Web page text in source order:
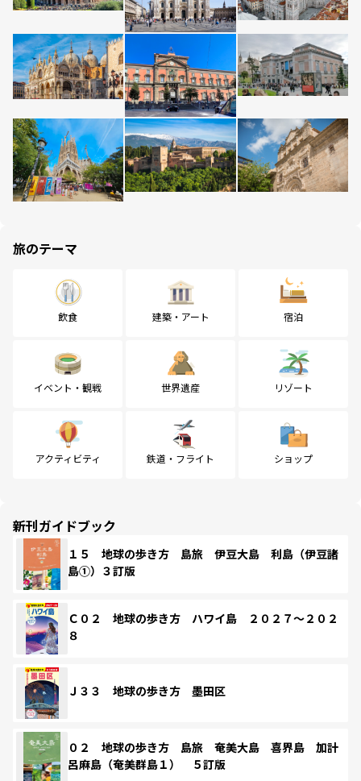
旅のテーマ
飲食 建築・アート 宿泊
イベント・観戦 世界遺産 リゾート
アクティビティ 鉄道・フライト ショップ
新刊ガイドブック
１５ 地球の歩き方 島旅 伊豆大島 利島（伊豆諸
島①）３訂版
Ｃ０２ 地球の歩き方 ハワイ島 ２０２７～２０２
８
Ｊ３３ 地球の歩き方 墨田区
０２ 地球の歩き方 島旅 奄美大島 喜界島 加計
呂麻島（奄美群島１） ５訂版